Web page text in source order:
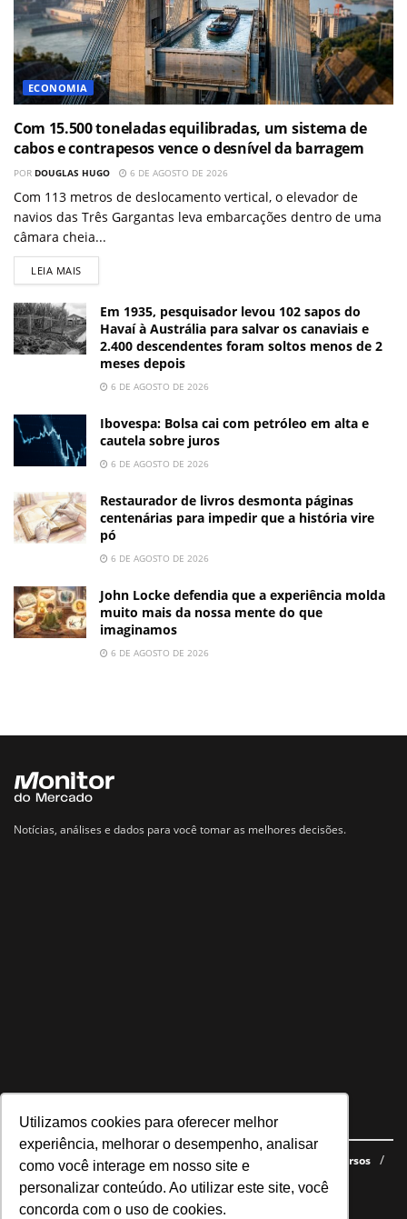
Utilizamos cookies para oferecer melhor
experiência, melhorar o desempenho, analisar
como você interage em nosso site e
personalizar conteúdo. Ao utilizar este site, você
concorda com o uso de cookies.
ECONOMIA
Com 15.500 toneladas equilibradas, um sistema de
cabos e contrapesos vence o desnível da barragem
POR DOUGLAS HUGO 6 DE AGOSTO DE 2026
Com 113 metros de deslocamento vertical, o elevador de
navios das Três Gargantas leva embarcações dentro de uma
câmara cheia...
LEIA MAIS
Em 1935, pesquisador levou 102 sapos do
Havaí à Austrália para salvar os canaviais e
2.400 descendentes foram soltos menos de 2
meses depois
6 DE AGOSTO DE 2026
Ibovespa: Bolsa cai com petróleo em alta e
cautela sobre juros
6 DE AGOSTO DE 2026
Restaurador de livros desmonta páginas
centenárias para impedir que a história vire
pó
6 DE AGOSTO DE 2026
John Locke defendia que a experiência molda
muito mais da nossa mente do que
imaginamos
6 DE AGOSTO DE 2026
Notícias, análises e dados para você tomar as melhores decisões.
Navegue no site
Últimas notícias Quem somos E-books gratuitos
Cursos
Política de privacidade